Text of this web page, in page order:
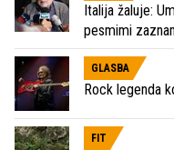
Italija žaluje:
pesmimi
GLASBA
Rock legenda
FIT